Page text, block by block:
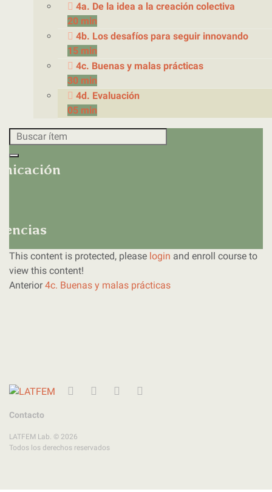
4a. De la idea a la creación colectiva
20 min
4b. Los desafíos para seguir innovando
15 min
4c. Buenas y malas prácticas
30 min
4d. Evaluación
05 min
This content is protected, please login and enroll course to
view this content!
Anterior 4c. Buenas y malas prácticas
Contacto
LATFEM Lab. © 2026
Todos los derechos reservados